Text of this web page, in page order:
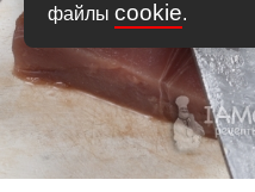
файлы cookie.